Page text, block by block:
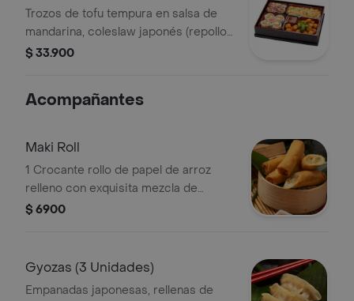
Trozos de tofu tempura en salsa de
mandarina, coleslaw japonés (repollo
y zanahoria), 4 bocados de sushi
$ 33.900
Acompañantes
Maki Roll
1 Crocante rollo de papel de arroz
relleno con exquisita mezcla de
vegetales y queso tofu.
$ 6900
Gyozas (3 Unidades)
Empanadas japonesas, rellenas de